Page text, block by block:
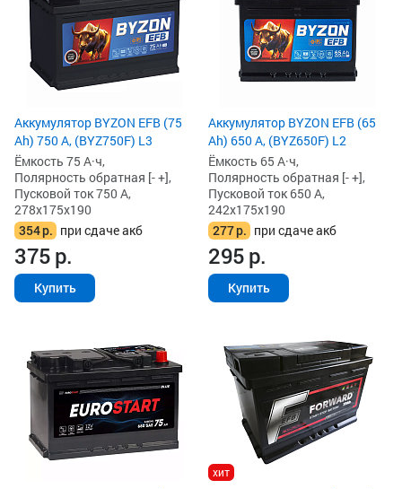
Аккумулятор BYZON EFB (75
Ah) 750 А, (BYZ750F) L3
Ёмкость 75 А·ч,
Полярность обратная [- +],
Пусковой ток 750 А,
278x175x190
354р. при сдаче акб
375р.
Купить
Аккумулятор BYZON EFB (65
Ah) 650 А, (BYZ650F) L2
Ёмкость 65 А·ч,
Полярность обратная [- +],
Пусковой ток 650 А,
242x175x190
277р. при сдаче акб
295р.
Купить
хит